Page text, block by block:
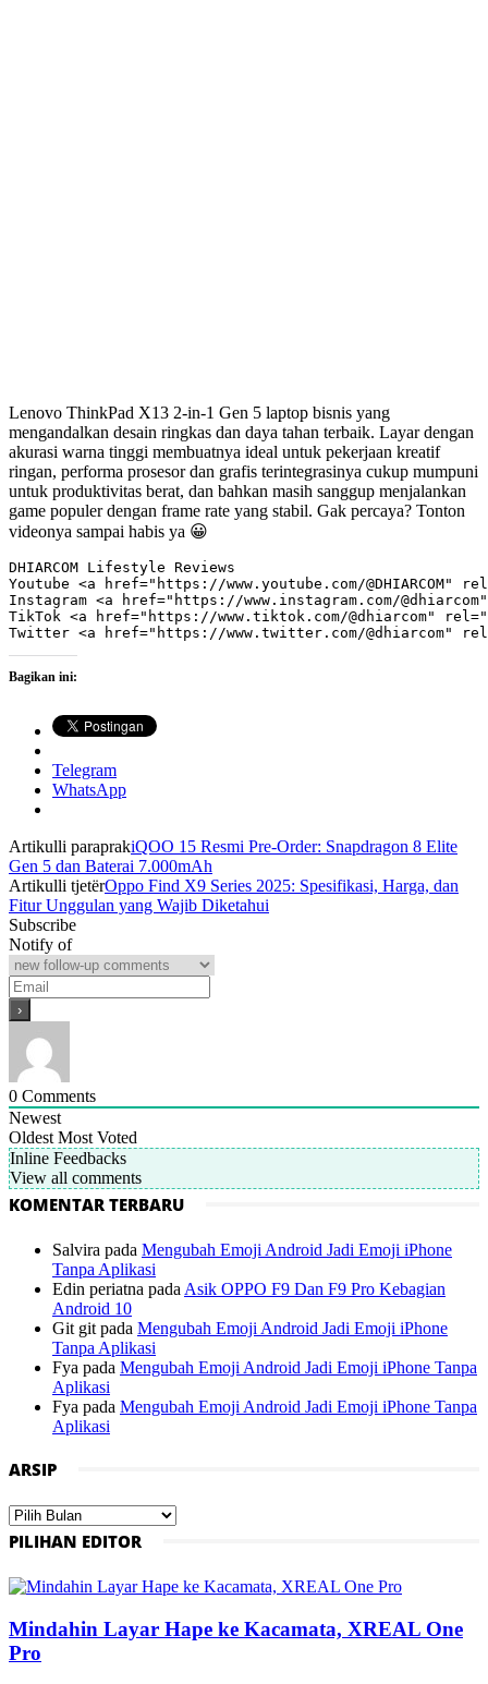
Lenovo ThinkPad X13 2-in-1 Gen 5 laptop bisnis yang
mengandalkan desain ringkas dan daya tahan terbaik. Layar dengan
akurasi warna tinggi membuatnya ideal untuk pekerjaan kreatif
ringan, performa prosesor dan grafis terintegrasinya cukup mumpuni
untuk produktivitas berat, dan bahkan masih sanggup menjalankan
game populer dengan frame rate yang stabil. Gak percaya? Tonton
videonya sampai habis ya 😀
DHIARCOM Lifestyle Reviews
Youtube <a href="https://www.youtube.com/@DHIARCOM"
Instagram <a href="https://www.instagram.com/
TikTok <a href="https://www.tiktok.com/@dhiarcom"
Bagikan ini:
Telegram
WhatsApp
Artikulli paraprakiQOO 15 Resmi Pre-Order: Snapdragon 8 Elite
Gen 5 dan Baterai 7.000mAh
Artikulli tjetërOppo Find X9 Series 2025: Spesifikasi, Harga, dan
Fitur Unggulan yang Wajib Diketahui
Subscribe
Notify of
0 Comments
Newest
Oldest Most Voted
Inline Feedbacks
View all comments
KOMENTAR TERBARU
Salvira pada Mengubah Emoji Android Jadi Emoji iPhone
Tanpa Aplikasi
Edin periatna pada Asik OPPO F9 Dan F9 Pro Kebagian
Android 10
Git git pada Mengubah Emoji Android Jadi Emoji iPhone
Tanpa Aplikasi
Fya pada Mengubah Emoji Android Jadi Emoji iPhone Tanpa
Aplikasi
Fya pada Mengubah Emoji Android Jadi Emoji iPhone Tanpa
Aplikasi
ARSIP
Arsip
PILIHAN EDITOR
Mindahin Layar Hape ke Kacamata, XREAL One
Pro